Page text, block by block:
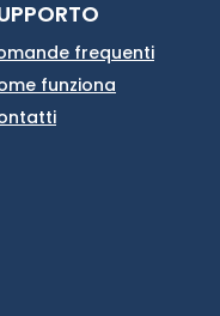
frequenti
funziona